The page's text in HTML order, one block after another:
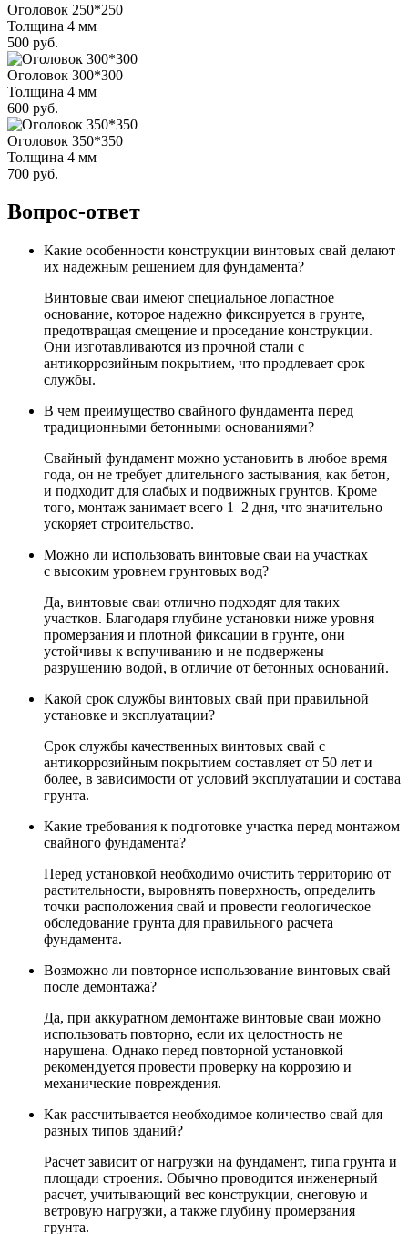
Оголовок 250*250
Толщина 4 мм
500 руб.
Оголовок 300*300
Толщина 4 мм
600 руб.
Оголовок 350*350
Толщина 4 мм
700 руб.
Вопрос-ответ
Какие особенности конструкции винтовых свай делают
их надежным решением для фундамента?
Винтовые сваи имеют специальное лопастное
основание, которое надежно фиксируется в грунте,
предотвращая смещение и проседание конструкции.
Они изготавливаются из прочной стали с
антикоррозийным покрытием, что продлевает срок
службы.
В чем преимущество свайного фундамента перед
традиционными бетонными основаниями?
Свайный фундамент можно установить в любое время
года, он не требует длительного застывания, как бетон,
и подходит для слабых и подвижных грунтов. Кроме
того, монтаж занимает всего 1–2 дня, что значительно
ускоряет строительство.
Можно ли использовать винтовые сваи на участках
с высоким уровнем грунтовых вод?
Да, винтовые сваи отлично подходят для таких
участков. Благодаря глубине установки ниже уровня
промерзания и плотной фиксации в грунте, они
устойчивы к вспучиванию и не подвержены
разрушению водой, в отличие от бетонных оснований.
Какой срок службы винтовых свай при правильной
установке и эксплуатации?
Срок службы качественных винтовых свай с
антикоррозийным покрытием составляет от 50 лет и
более, в зависимости от условий эксплуатации и состава
грунта.
Какие требования к подготовке участка перед монтажом
свайного фундамента?
Перед установкой необходимо очистить территорию от
растительности, выровнять поверхность, определить
точки расположения свай и провести геологическое
обследование грунта для правильного расчета
фундамента.
Возможно ли повторное использование винтовых свай
после демонтажа?
Да, при аккуратном демонтаже винтовые сваи можно
использовать повторно, если их целостность не
нарушена. Однако перед повторной установкой
рекомендуется провести проверку на коррозию и
механические повреждения.
Как рассчитывается необходимое количество свай для
разных типов зданий?
Расчет зависит от нагрузки на фундамент, типа грунта и
площади строения. Обычно проводится инженерный
расчет, учитывающий вес конструкции, снеговую и
ветровую нагрузки, а также глубину промерзания
грунта.